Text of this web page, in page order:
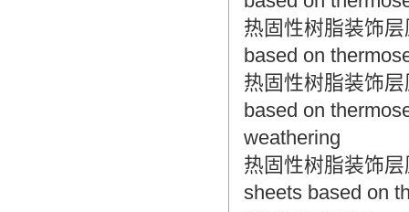
热固性树脂装饰
based on
热固性树脂装饰
based on
weathering
热固性树脂装饰
sheets based on